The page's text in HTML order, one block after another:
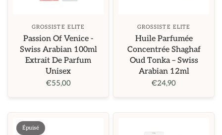
GROSSISTE ELITE
Passion Of Venice -
Swiss Arabian 100ml
Extrait De Parfum
Unisex
€55,00
GROSSISTE ELITE
Huile Parfumée
Concentrée Shaghaf
Oud Tonka – Swiss
Arabian 12ml
€24,90
Épuisé